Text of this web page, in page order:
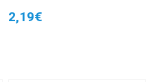
2,19€